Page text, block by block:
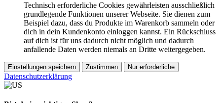
Technisch erforderliche Cookies gewährleisten ausschließlich
grundlegende Funktionen unserer Webseite. Sie dienen zum
Beispiel dazu, dass du Produkte im Warenkorb sammeln oder
dich in dein Kundenkonto einloggen kannst. Ein Rückschluss
auf dich ist für uns dadurch nicht möglich und dadurch
anfallende Daten werden niemals an Dritte weitergegeben.
Einstellungen speichern Zustimmen Nur erforderliche
Datenschutzerklärung